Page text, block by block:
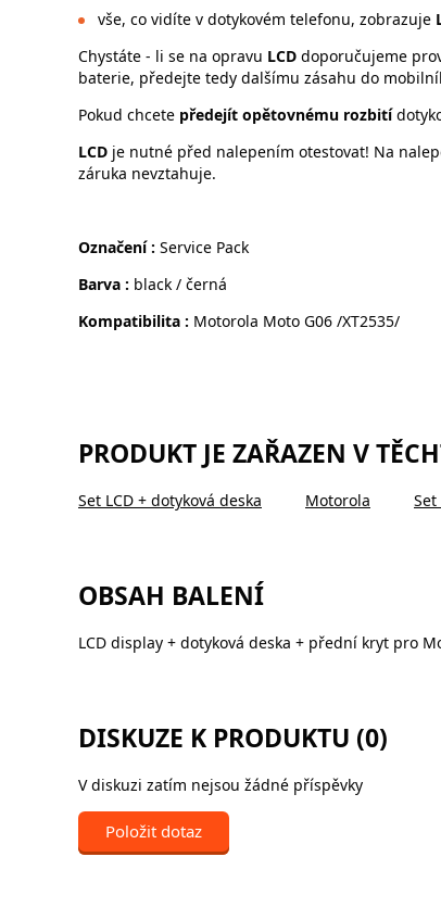
vše, co vidíte v dotykovém telefonu, zobrazuje
Chystáte - li se na opravu LCD doporučujeme
baterie, předejte tedy dalšímu zásahu do
Pokud chcete předejít opětovnému rozbití
LCD je nutné před nalepením otestovat! Na
záruka nevztahuje.
Označení : Service Pack
Barva : black / černá
Kompatibilita : Motorola Moto G06 /XT2535/
PRODUKT JE ZAŘAZEN V
Set LCD + dotyková deska Motorola
OBSAH BALENÍ
LCD display + dotyková deska + přední kryt pro
DISKUZE K PRODUKTU (0)
V diskuzi zatím nejsou žádné příspěvky
Položit dotaz